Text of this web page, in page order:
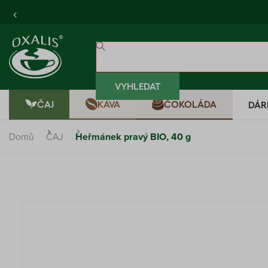
VYHLEDAT
ČAJ
KÁVA ČOKOLÁDA
Domů ČAJ Heřmánek pravý BIO, 40 g